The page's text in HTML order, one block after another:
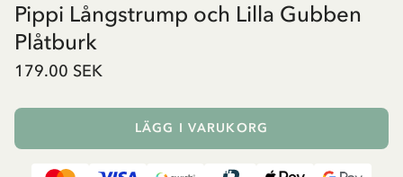
Pippi Långstrump och Lilla Gubben
Plåtburk
179.00 SEK
LÄGG I VARUKORG